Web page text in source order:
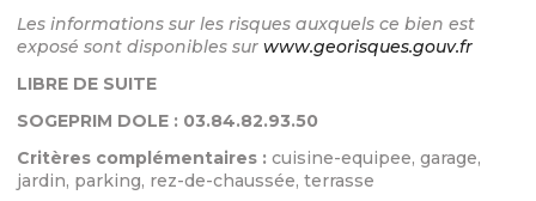
Les informations sur les risques auxquels ce bien est
exposé sont disponibles sur www.georisques.gouv.fr
LIBRE DE SUITE
SOGEPRIM DOLE : 03.84.82.93.50
Critères complémentaires : cuisine-equipee, garage,
jardin, parking, rez-de-chaussée, terrasse